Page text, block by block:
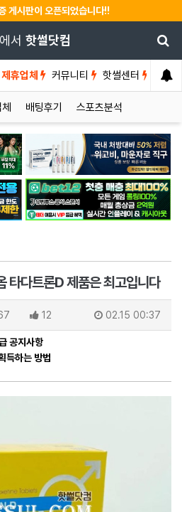
게시판이 오픈되었습니다!!
서 핫썰닷컴
제휴업체 커뮤니티 핫썰센터
배팅후기 스포츠분석
타다트론D 제품은 최고입니다
12 02.15 00:37
공지사항
득하는 방법